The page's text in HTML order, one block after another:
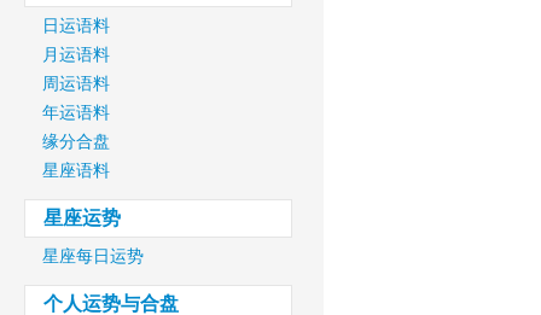
日运语料
月运语料
周运语料
年运语料
缘分合盘
星座语料
星座运势
星座每日运势
个人运势与合盘